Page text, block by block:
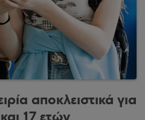
αποκλειστικά για